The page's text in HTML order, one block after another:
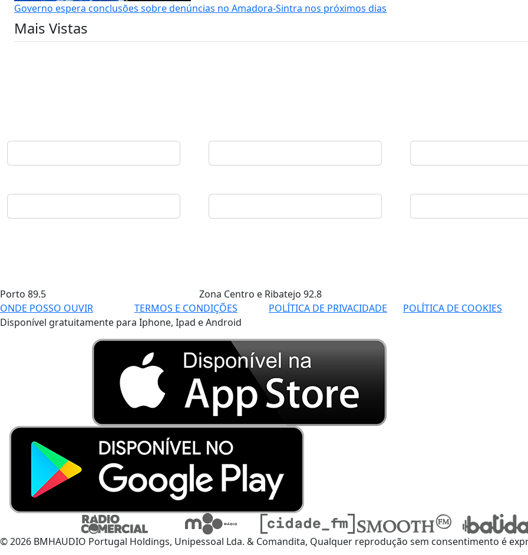
Governo espera conclusões sobre denúncias no Amadora-Sintra nos próximos dias
Mais Vistas
Porto 89.5 Zona Centro e Ribatejo 92.8
ONDE POSSO OUVIR
TERMOS E CONDIÇÕES POLÍTICA DE PRIVACIDADE POLÍTICA DE COOKIES
Disponível gratuitamente para Iphone, Ipad e Android
© 2026 BMHAUDIO Portugal Holdings, Unipessoal Lda. & Comandita, Qualquer reprodução sem consentimento é